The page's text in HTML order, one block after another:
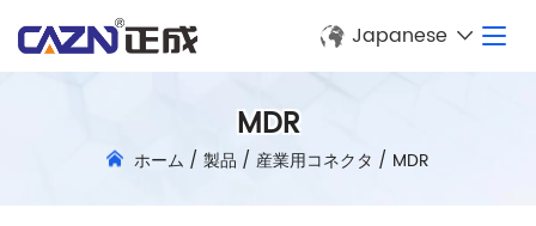
Japanese
MDR
ホーム / 製品 / 産業用コネクタ / MDR